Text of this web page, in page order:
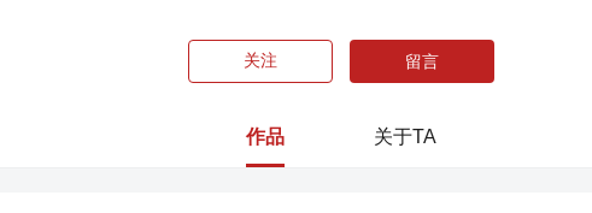
关注 留言
作品 关于TA